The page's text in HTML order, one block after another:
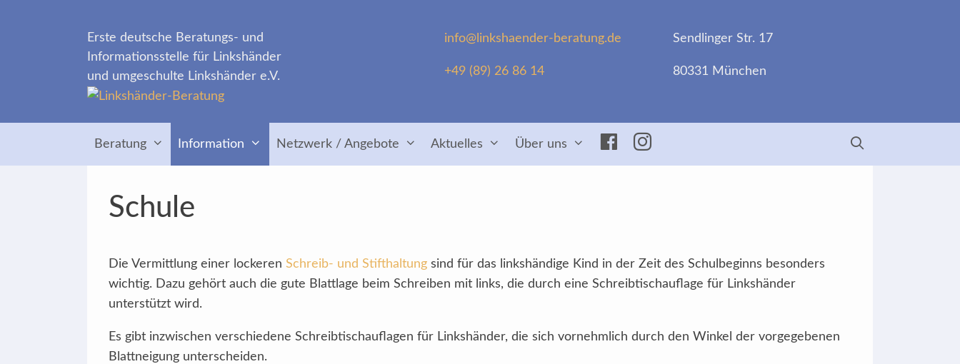
info@linkshaender-beratung.de
+49 (89) 26 86 14
Sendlinger Str. 17
80331 München
Erste deutsche Beratungs- und
Informationsstelle für Linkshänder
und umgeschulte Linkshänder e.V.
Beratung Information Netzwerk / Angebote Aktuelles Über uns Facebook
Insta
Schule
Die Vermittlung einer lockeren Schreib- und Stifthaltung sind für das linkshändige Kind in der Zeit des Schulbeginns besonders
wichtig. Dazu gehört auch die gute Blattlage beim Schreiben mit links, die durch eine Schreibtischauflage für Linkshänder
unterstützt wird.
Es gibt inzwischen verschiedene Schreibtischauflagen für Linkshänder, die sich vornehmlich durch den Winkel der vorgegebenen
Blattneigung unterscheiden.